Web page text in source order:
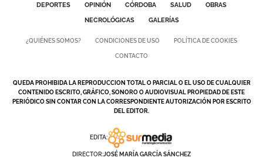
DEPORTES
OPINIÓN CÓRDOBA SALUD
OBRAS
NECROLÓGICAS
GALERÍAS
¿QUIÉNES SOMOS? CONDICIONES DE USO POLÍTICA DE COOKIES
CONTACTO
QUEDA PROHIBIDA LA REPRODUCCION TOTAL O PARCIAL O EL USO DE CUALQUIER
CONTENIDO ESCRITO, GRÁFICO, SONORO O AUDIOVISUAL PROPIEDAD DE ESTE
PERIÓDICO SIN CONTAR CON LA CORRESPONDIENTE AUTORIZACIÓN POR ESCRITO
DEL EDITOR.
EDITA:
DIRECTOR:JOSÉ MARÍA GARCÍA SÁNCHEZ